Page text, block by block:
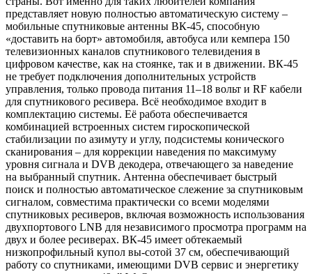
представляет новую полностью автоматическую систему –
мобильные спутниковые антенны ВК-45, способную
«доставить на борт» автомобиля, автобуса или кемпера 150
телевизионных каналов спутникового телевидения в
цифровом качестве, как на стоянке, так и в движении. ВК-45
не требует подключения дополнительных устройств
управления, только провода питания 11–18 вольт и RF кабели
для спутникового ресивера. Всё необходимое входит в
комплектацию системы. Её работа обеспечивается
комбинацией встроенных систем гироскопической
стабилизации по азимуту и углу, подсистемы конического
сканирования – для коррекции наведения по максимуму
уровня сигнала и DVB декодера, отвечающего за наведение
на выбранный спутник. Антенна обеспечивает быстрый
поиск и полностью автоматическое слежение за спутниковым
сигналом, совместима практически со всеми моделями
спутниковых ресиверов, включая возможность использования
двухпортового LNB для независимого просмотра программ на
двух и более ресиверах. ВК-45 имеет обтекаемый
низкопрофильный купол вы-сотой 37 см, обеспечивающий
работу со спутниками, имеющими DVB сервис и энергетику